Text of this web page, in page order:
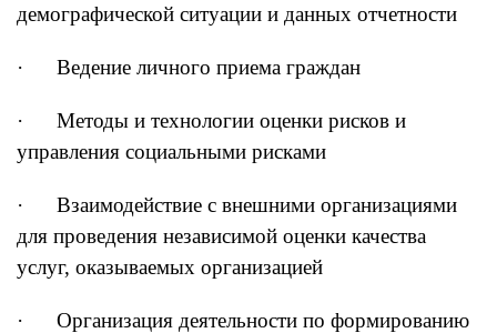
демографической ситуации и данных отчетности
· Ведение личного приема граждан
· Методы и технологии оценки рисков и
управления социальными рисками
· Взаимодействие с внешними организациями
для проведения независимой оценки качества
услуг, оказываемых организацией
· Организация деятельности по формированию